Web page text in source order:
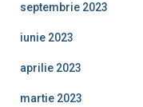
septembrie 2023
iunie 2023
aprilie 2023
martie 2023